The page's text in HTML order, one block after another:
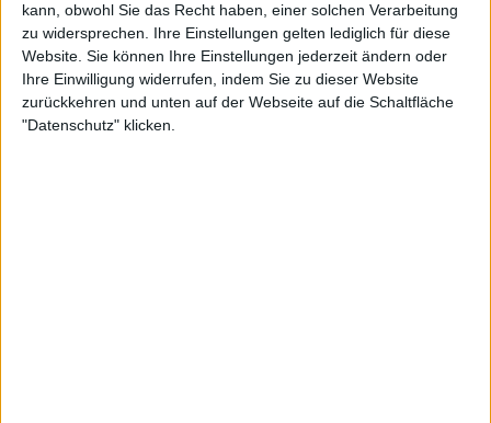
kann, obwohl Sie das Recht haben, einer solchen Verarbeitung
zu widersprechen. Ihre Einstellungen gelten lediglich für diese
Website. Sie können Ihre Einstellungen jederzeit ändern oder
Ihre Einwilligung widerrufen, indem Sie zu dieser Website
zurückkehren und unten auf der Webseite auf die Schaltfläche
"Datenschutz" klicken.
Konzertbericht
Rock Hard Festival 2026